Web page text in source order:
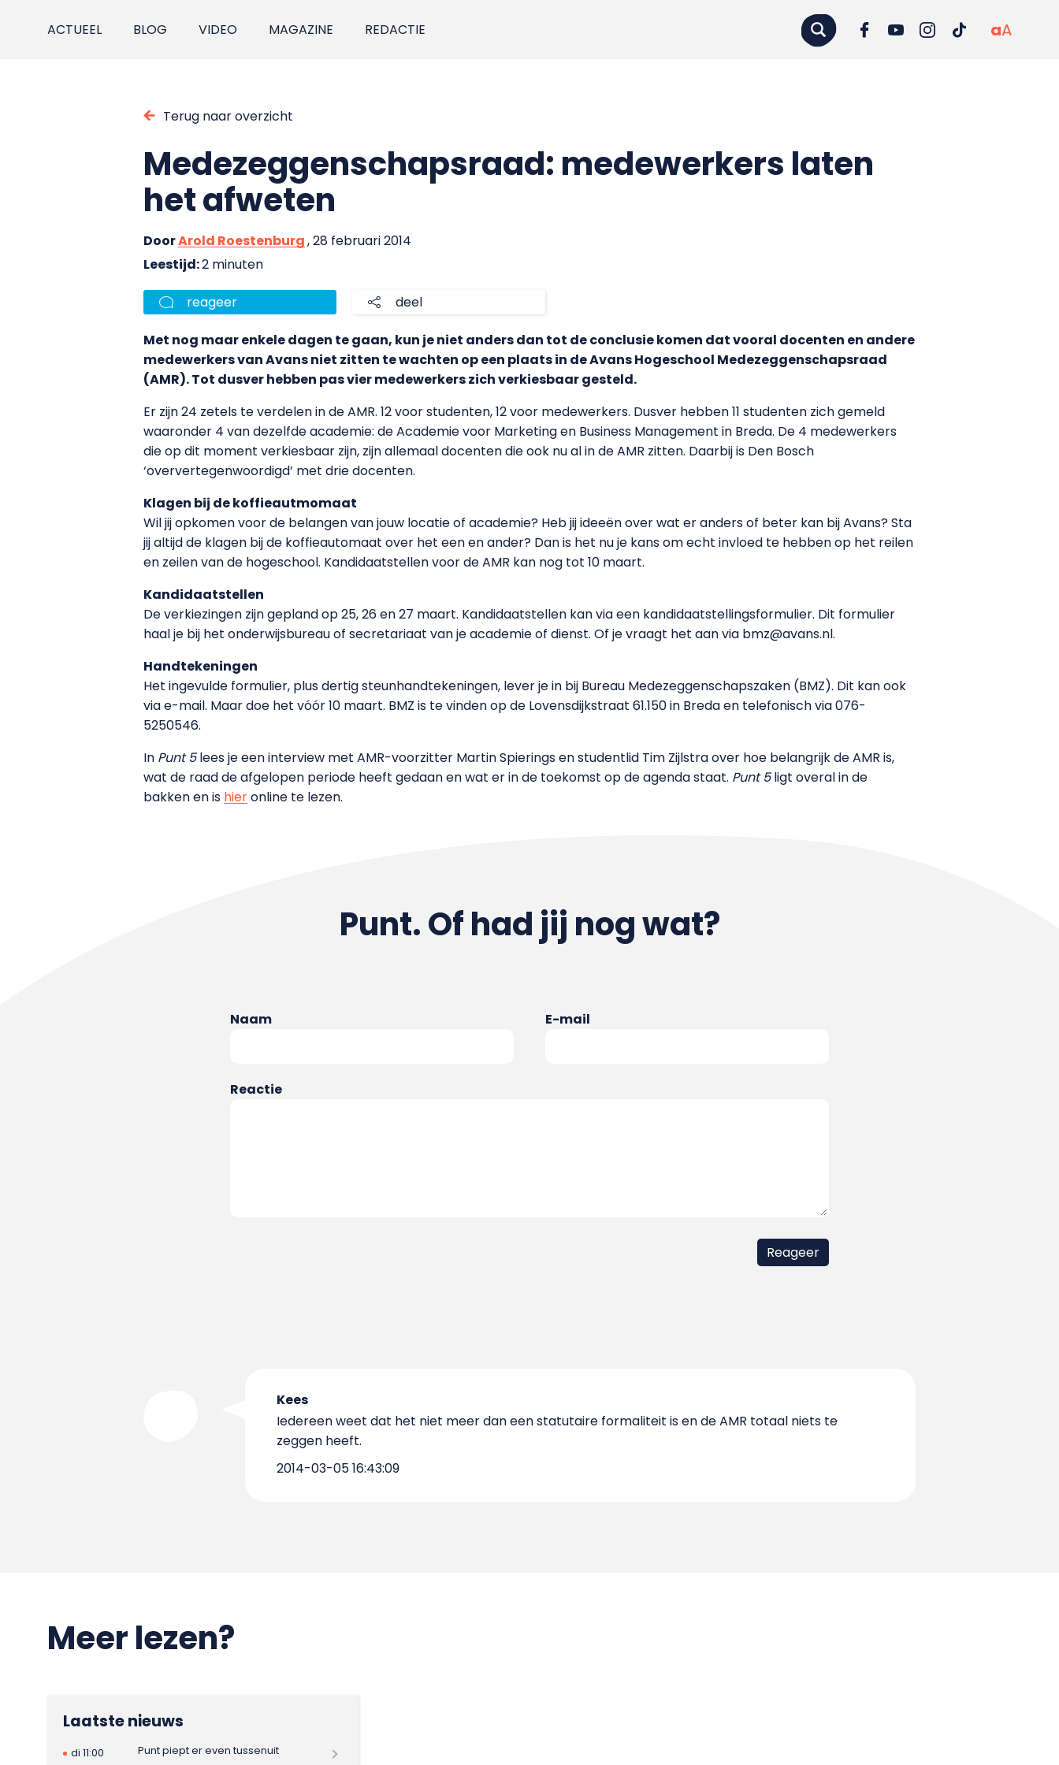
ACTUEEL BLOG VIDEO MAGAZINE REDACTIE aA
Terug naar overzicht
Medezeggenschapsraad: medewerkers laten
het afweten
DoorArold Roestenburg, 28 februari 2014
Leestijd:2 minuten
reageer deel
Met nog maar enkele dagen te gaan, kun je niet anders dan tot de conclusie komen dat vooral docenten en andere
medewerkers van Avans niet zitten te wachten op een plaats in de Avans Hogeschool Medezeggenschapsraad
(AMR). Tot dusver hebben pas vier medewerkers zich verkiesbaar gesteld.
Er zijn 24 zetels te verdelen in de AMR. 12 voor studenten, 12 voor medewerkers. Dusver hebben 11 studenten zich gemeld
waaronder 4 van dezelfde academie: de Academie voor Marketing en Business Management in Breda. De 4 medewerkers
die op dit moment verkiesbaar zijn, zijn allemaal docenten die ook nu al in de AMR zitten. Daarbij is Den Bosch
‘oververtegenwoordigd’ met drie docenten.
Klagen bij de koffieautmomaat
Wil jij opkomen voor de belangen van jouw locatie of academie? Heb jij ideeën over wat er anders of beter kan bij Avans? Sta
jij altijd de klagen bij de koffieautomaat over het een en ander? Dan is het nu je kans om echt invloed te hebben op het reilen
en zeilen van de hogeschool. Kandidaatstellen voor de AMR kan nog tot 10 maart.
Kandidaatstellen
De verkiezingen zijn gepland op 25, 26 en 27 maart. Kandidaatstellen kan via een kandidaatstellingsformulier. Dit formulier
haal je bij het onderwijsbureau of secretariaat van je academie of dienst. Of je vraagt het aan via bmz@avans.nl.
Handtekeningen
Het ingevulde formulier, plus dertig steunhandtekeningen, lever je in bij Bureau Medezeggenschapszaken (BMZ). Dit kan ook
via e-mail. Maar doe het vóór 10 maart. BMZ is te vinden op de Lovensdijkstraat 61.150 in Breda en telefonisch via 076-
5250546.
In Punt 5lees je een interview met AMR-voorzitter Martin Spierings en studentlid Tim Zijlstra over hoe belangrijk de AMR is,
wat de raad de afgelopen periode heeft gedaan en wat er in de toekomst op de agenda staat. Punt 5ligt overal in de
bakken en is hieronline te lezen.
Punt. Of had jij nog wat?
Naam E-mail
Reactie
Kees
Iedereen weet dat het niet meer dan een statutaire formaliteit is en de AMR totaal niets te
zeggen heeft.
2014-03-05 16:43:09
Meer lezen?
Laatste nieuws
di 11:00
Punt piept er even tussenuit